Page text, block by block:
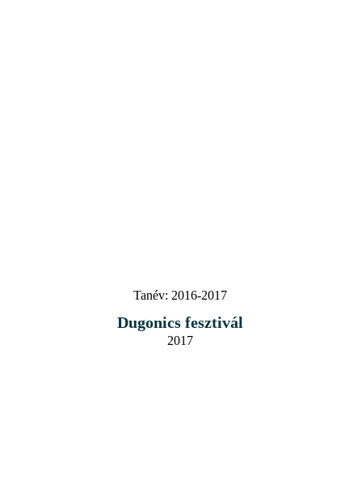
Tanév: 2016-2017
Dugonics fesztivál
2017